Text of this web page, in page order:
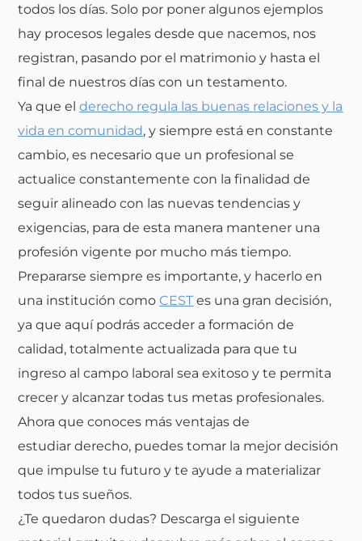
todos los días. Solo por poner algunos ejemplos
hay procesos legales desde que nacemos, nos
registran, pasando por el matrimonio y hasta el
final de nuestros días con un testamento.
Ya que elderecho regula las buenas relaciones y la
vida en comunidad, y siempre está en constante
cambio, es necesario que un profesional se
actualice constantemente con la finalidad de
seguir alineado con las nuevas tendencias y
exigencias, para de esta manera mantener una
profesión vigente por mucho más tiempo.
Prepararse siempre es importante, y hacerlo en
una institución comoCEST es una gran decisión,
ya que aquí podrás acceder a formación de
calidad, totalmente actualizada para que tu
ingreso al campo laboral sea exitoso y te permita
crecer y alcanzar todas tus metas profesionales.
Ahora que conoces más ventajas de
estudiar derecho, puedes tomar la mejor decisión
que impulse tu futuro y te ayude a materializar
todos tus sueños.
¿Te quedaron dudas? Descarga el siguiente